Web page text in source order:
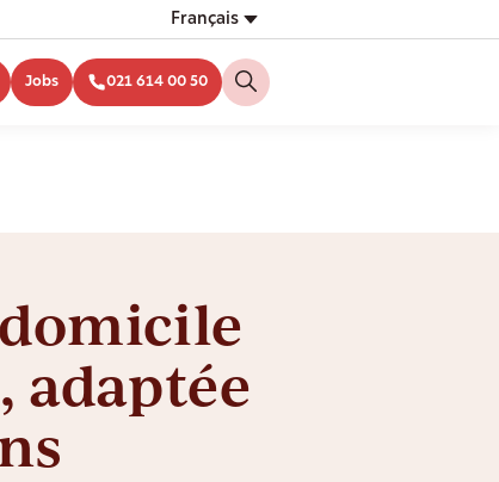
Français
Jobs 021 614 00 50
adaptée